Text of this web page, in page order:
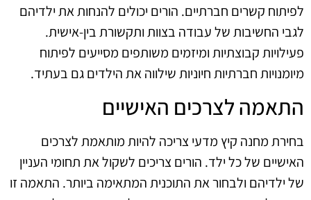
לפיתוח קשרים חברתיים. הורים יכולים להנחות את ילדיהם
לגבי החשיבות של עבודה בצוות ותקשורת בין-אישית.
פעילויות קבוצתיות ומיזמים משותפים מסייעים לפיתוח
מיומנויות חברתיות חיוניות שילווה את הילדים גם בעתיד.
התאמה לצרכים האישיים
בחירת מחנה קיץ מדעי צריכה להיות מותאמת לצרכים
האישיים של כל ילד. הורים צריכים לשקול את תחומי העניין
של ילדיהם ולבחור את התוכנית המתאימה ביותר. התאמה זו